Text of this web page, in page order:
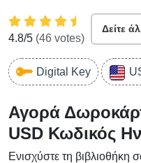
4.8/5 (46 votes)
Δείτε
Digital Key
Αγορά
USD Κωδικός
Ενισχύστε τη βιβλιοθήκη